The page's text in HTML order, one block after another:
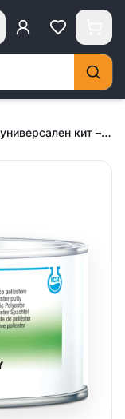
S99 Олекотен универсален кит – 1.4кг